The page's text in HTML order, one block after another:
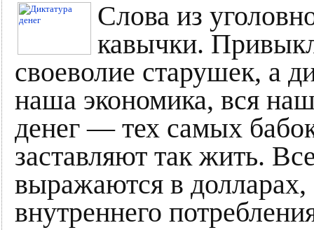
Слова из
кавычки.
своеволие старушек, а
наша экономика, вся
денег — тех самых
заставляют так жить.
выражаются в
внутреннего